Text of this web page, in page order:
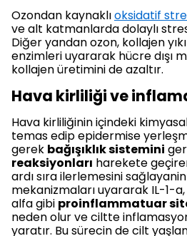
Ozondan kaynaklıoksidatif
ve alt katmanlarda dolaylı
Diğer yandan ozon, kollajen
enzimleri uyararak hücre dışı
kollajen üretimini de azaltır.
Hava kirliliği ve
Hava kirliliğinin içindeki
temas edip epidermise
gerek bağışıklık sistemini
reaksiyonları harekete
ardı sıra ilerlemesini
mekanizmaları uyararak IL-1-
alfa gibi proinflammatuar
neden olur ve ciltte
yaratır. Bu sürecin de cilt